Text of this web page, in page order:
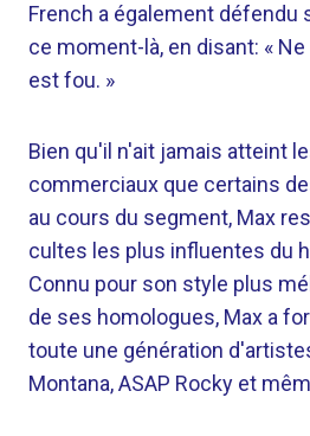
French a également défendu
ce moment-là, en disant: «
est fou. »
Bien qu'il n'ait jamais atteint
commerciaux que certains
au cours du segment, Max
cultes les plus influentes du
Connu pour son style plus
de ses homologues, Max a
toute une génération
Montana, ASAP Rocky et